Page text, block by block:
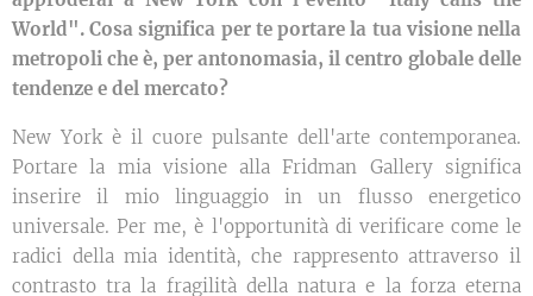
World". Cosa significa per te portare la tua visione nella
metropoli che è, per antonomasia, il centro globale delle
tendenze e del mercato?
New York è il cuore pulsante dell'arte contemporanea.
Portare la mia visione alla Fridman Gallery significa
inserire il mio linguaggio in un flusso energetico
universale. Per me, è l'opportunità di verificare come le
radici della mia identità, che rappresento attraverso il
contrasto tra la fragilità della natura e la forza eterna